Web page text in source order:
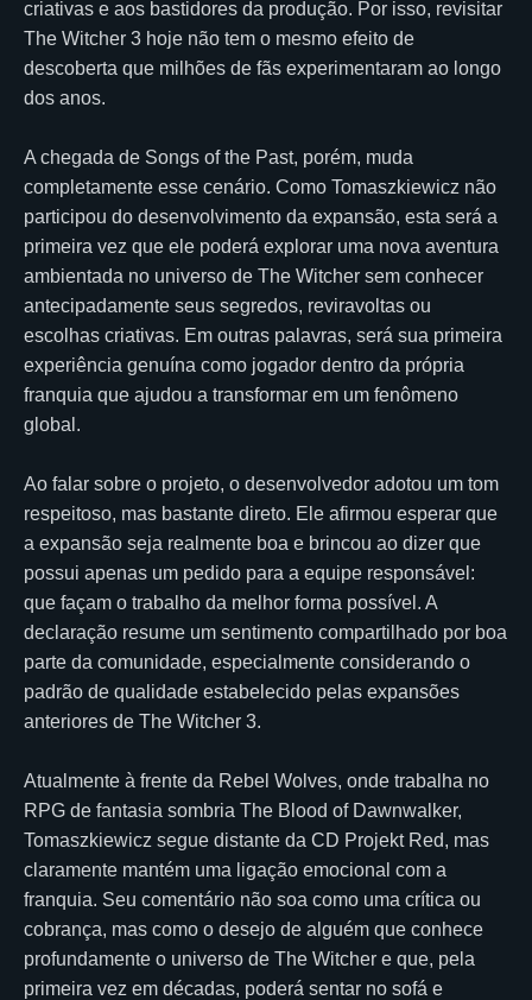
criativas e aos bastidores da produção. Por isso, revisitar
The Witcher 3 hoje não tem o mesmo efeito de
descoberta que milhões de fãs experimentaram ao longo
dos anos.
A chegada de Songs of the Past, porém, muda
completamente esse cenário. Como Tomaszkiewicz não
participou do desenvolvimento da expansão, esta será a
primeira vez que ele poderá explorar uma nova aventura
ambientada no universo de The Witcher sem conhecer
antecipadamente seus segredos, reviravoltas ou
escolhas criativas. Em outras palavras, será sua primeira
experiência genuína como jogador dentro da própria
franquia que ajudou a transformar em um fenômeno
global.
Ao falar sobre o projeto, o desenvolvedor adotou um tom
respeitoso, mas bastante direto. Ele afirmou esperar que
a expansão seja realmente boa e brincou ao dizer que
possui apenas um pedido para a equipe responsável:
que façam o trabalho da melhor forma possível. A
declaração resume um sentimento compartilhado por boa
parte da comunidade, especialmente considerando o
padrão de qualidade estabelecido pelas expansões
anteriores de The Witcher 3.
Atualmente à frente da Rebel Wolves, onde trabalha no
RPG de fantasia sombria The Blood of Dawnwalker,
Tomaszkiewicz segue distante da CD Projekt Red, mas
claramente mantém uma ligação emocional com a
franquia. Seu comentário não soa como uma crítica ou
cobrança, mas como o desejo de alguém que conhece
profundamente o universo de The Witcher e que, pela
primeira vez em décadas, poderá sentar no sofá e